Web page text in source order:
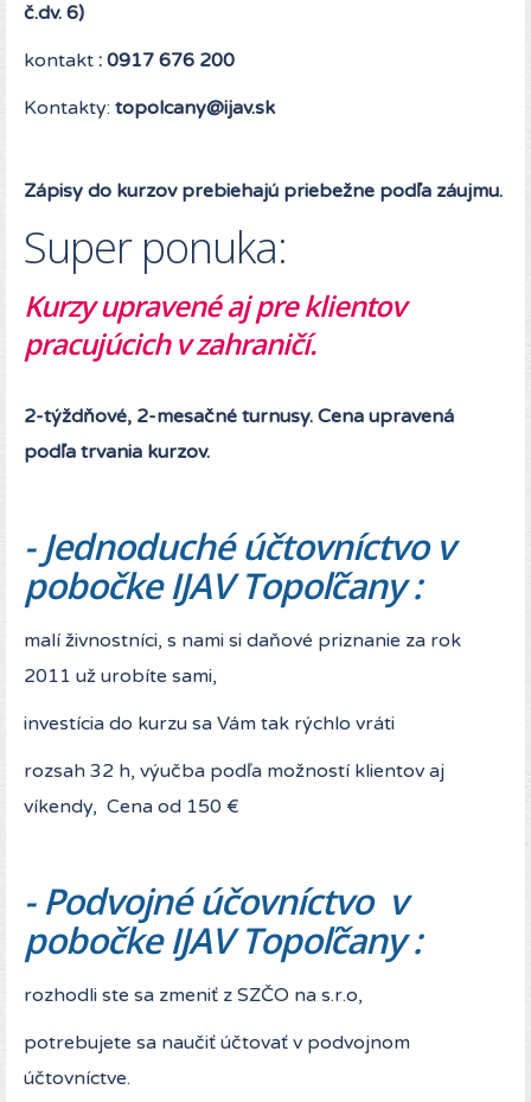
č.dv. 6)
kontakt : 0917 676 200
Kontakty: topolcany@ijav.sk
Zápisy do kurzov prebiehajú priebežne podľa záujmu.
Super ponuka:
Kurzy upravené aj pre klientov
pracujúcich v zahraničí.
2-týždňové, 2-mesačné turnusy. Cena upravená
podľa trvania kurzov.
- Jednoduché účtovníctvo v
pobočke IJAV Topoľčany :
malí živnostníci, s nami si daňové priznanie za rok
2011 už urobíte sami,
investícia do kurzu sa Vám tak rýchlo vráti
rozsah 32 h, výučba podľa možností klientov aj
víkendy, Cena od 150 €
- Podvojné účovníctvo v
pobočke IJAV Topoľčany :
rozhodli ste sa zmeniť z SZČO na s.r.o,
potrebujete sa naučiť účtovať v podvojnom
účtovníctve.